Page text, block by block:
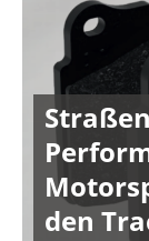
den